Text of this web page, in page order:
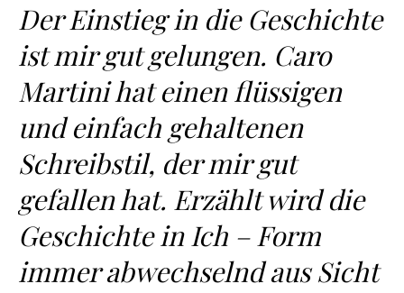
Der Einstieg in die Geschichte
ist mir gut gelungen. Caro
Martini hat einen flüssigen
und einfach gehaltenen
Schreibstil, der mir gut
gefallen hat. Erzählt wird die
Geschichte in Ich – Form
immer abwechselnd aus Sicht